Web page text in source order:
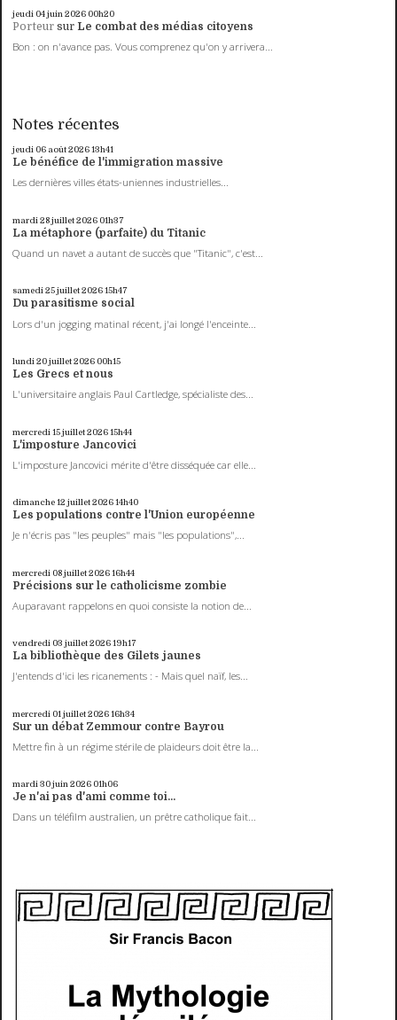
jeudi 04juin 2026 00h20
Porteur sur Le combat des médias citoyens
Bon : on n'avance pas. Vous comprenez qu'on y arrivera...
Notes récentes
jeudi 06 août 202613h41
Le bénéfice de l'immigration massive
Les dernières villes états-uniennes industrielles...
mardi 28juillet 2026 01h37
La métaphore (parfaite) du Titanic
Quand un navet a autant de succès que "Titanic", c'est...
samedi 25juillet 202615h47
Du parasitisme social
Lors d'un jogging matinal récent, j'ai longé l'enceinte...
lundi 20juillet 2026 00h15
Les Grecs et nous
L'universitaire anglais Paul Cartledge, spécialiste des...
mercredi 15juillet 202615h44
L'imposture Jancovici
L'imposture Jancovici mérite d'être disséquée car elle...
dimanche 12 juillet 202614h40
Les populations contre l'Union européenne
Je n'écris pas "les peuples" mais "les populations",...
mercredi 08juillet 202616h44
Précisions sur le catholicisme zombie
Auparavant rappelons en quoi consiste la notion de...
vendredi 03 juillet 202619h17
La bibliothèque des Gilets jaunes
J'entends d'ici les ricanements : - Mais quel naïf, les...
mercredi 01 juillet 202616h34
Sur un débat Zemmour contre Bayrou
Mettre fin à un régime stérile de plaideurs doit être la...
mardi 30juin 2026 01h06
Je n'ai pas d'ami comme toi...
Dans un téléfilm australien, un prêtre catholique fait...